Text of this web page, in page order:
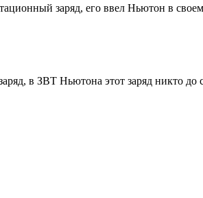
заряд, его ввел Ньютон в
в ЗВТ Ньютона этот заряд никто до